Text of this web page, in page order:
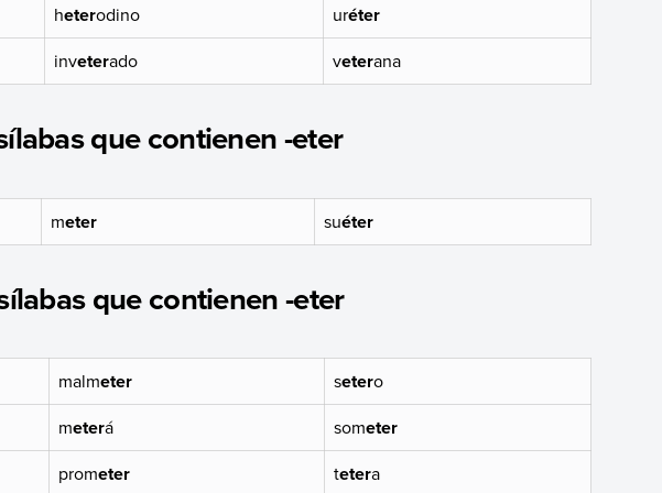
heterodino uréter
inveterado veterana
que contienen -eter
meter suéter
que contienen -eter
malmeter setero
meterá someter
prometer tetera